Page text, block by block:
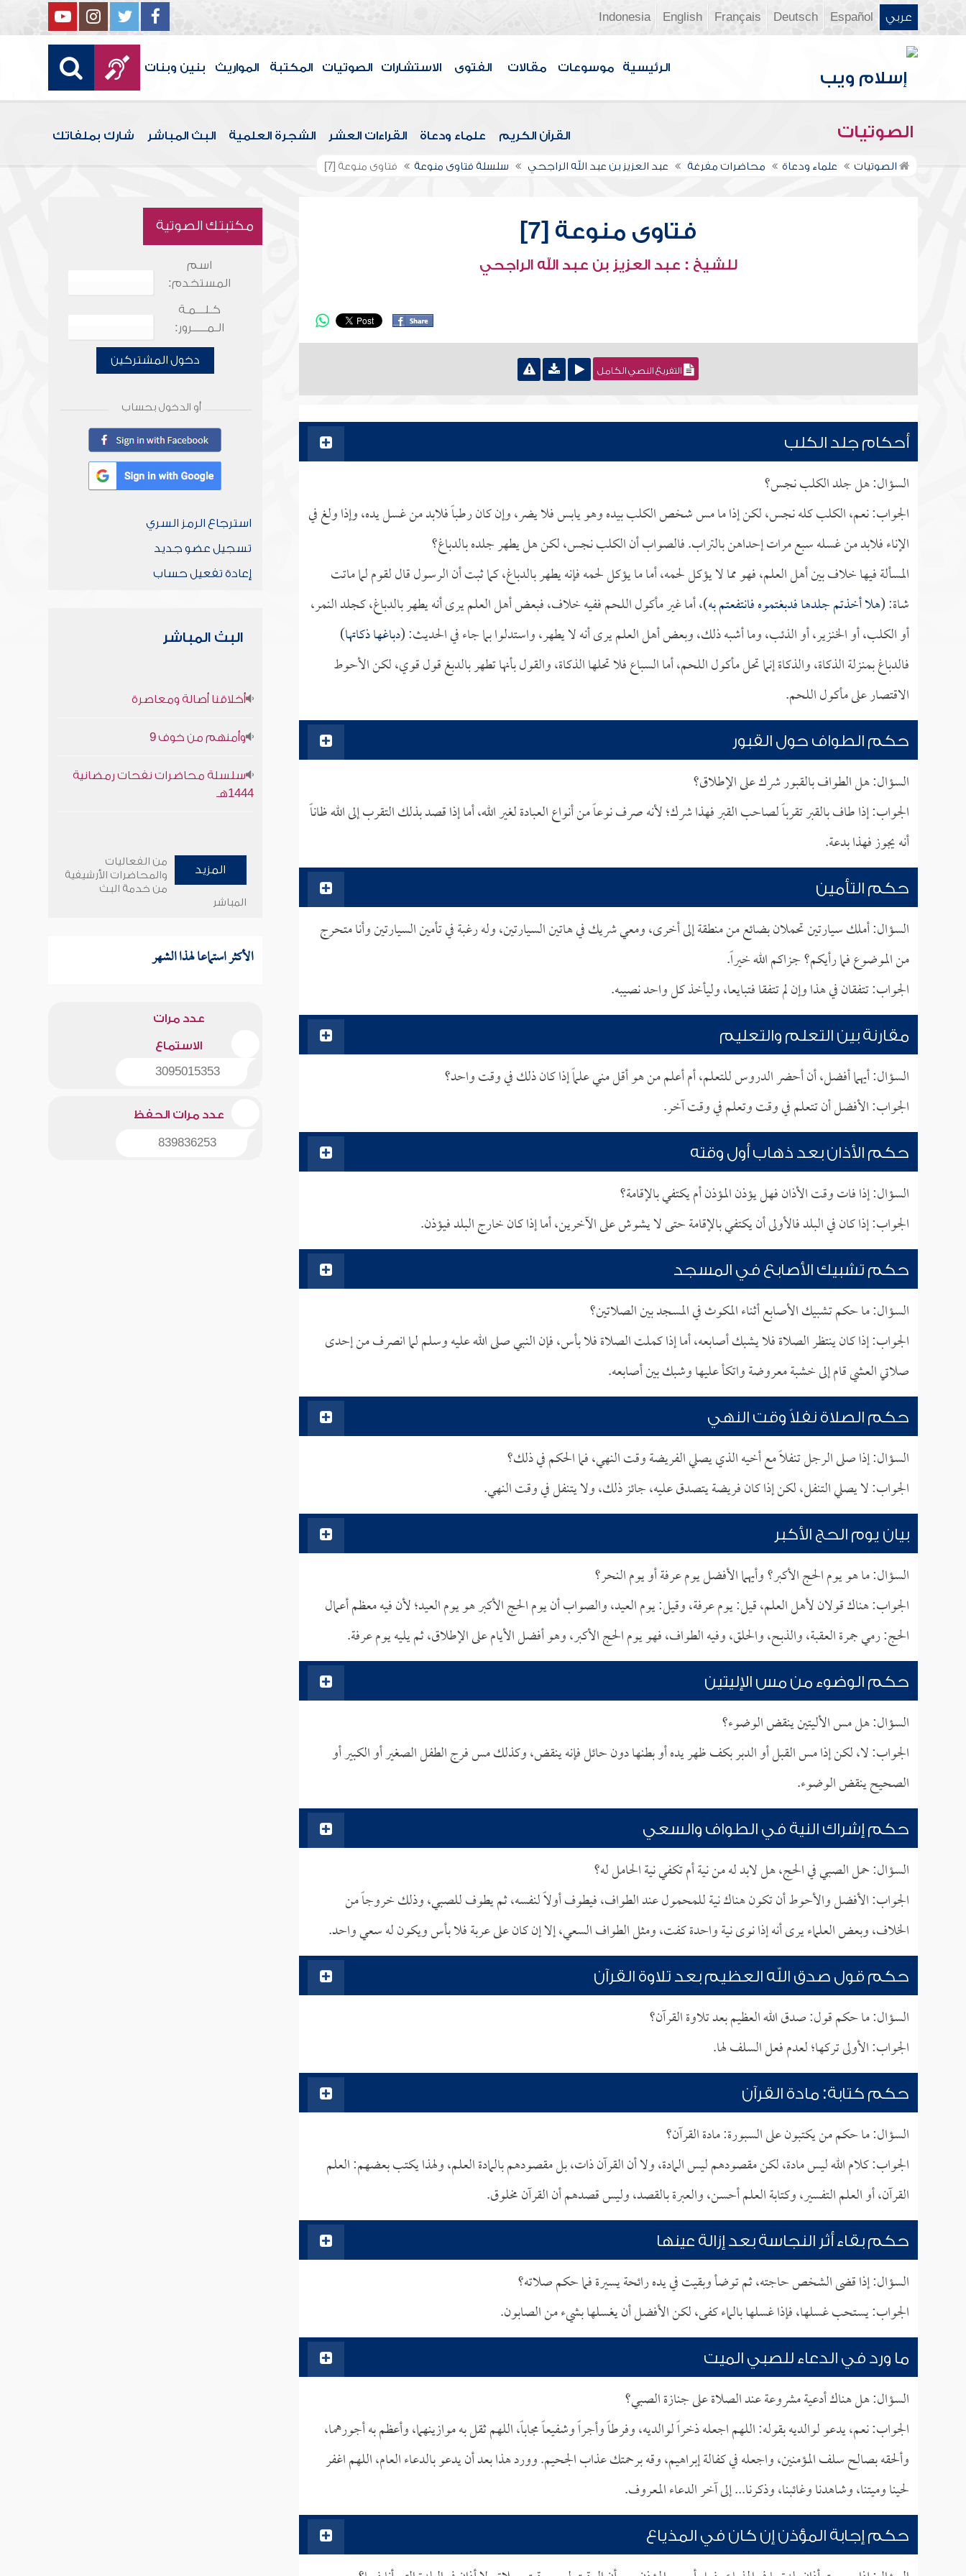
عربي Español
Deutsch
Français
English
Indonesia
الرئيسية موسوعات مقالات الفتوى الاستشارات الصوتيات المكتبة المواريث بنين وبنات
الصوتيات القرآن الكريم علماء ودعاة القراءات العشر الشجرة العلمية البث المباشر شارك بملفاتك
الصوتيات علماء ودعاة محاضرات مفرغة عبد العزيز بن عبد الله الراجحي سلسلة فتاوى منوعة فتاوى منوعة [7]
فتاوى منوعة [7]
للشيخ : عبد العزيز بن عبد الله الراجحي
التفريغ النصي الكامل
أحكام جلد الكلب
السؤال: هل جلد الكلب نجس؟
الجواب: نعم، الكلب كله نجس، لكن إذا ما مس شخص الكلب بيده وهو يابس فلا يضر، وإن كان رطباً فلابد من غسل يده، وإذا ولغ في
الإناء فلابد من غسله سبع مرات إحداهن بالتراب. فالصواب أن الكلب نجس، لكن هل يطهر جلده بالدباغ؟
المسألة فيها خلاف بين أهل العلم، فهو مما لا يؤكل لحمه، أما ما يؤكل لحمه فإنه يطهر بالدباغ، كما ثبت أن الرسول قال لقوم لما ماتت
شاة: (هلا أخذتم جلدها فدبغتموه فانتفعتم به)، أما غير مأكول اللحم ففيه خلاف، فبعض أهل العلم يرى أنه يطهر بالدباغ، كجلد النمر،
أو الكلب، أو الخنزير، أو الذئب، وما أشبه ذلك، وبعض أهل العلم يرى أنه لا يطهر، واستدلوا بما جاء في الحديث: (دباغها ذكاتها)
فالدباغ بمنزلة الذكاة، والذكاة إنما تحل مأكول اللحم، أما السباع فلا تحلها الذكاة، والقول بأنها تطهر بالدبغ قول قوي، لكن الأحوط
الاقتصار على مأكول اللحم.
حكم الطواف حول القبور
السؤال: هل الطواف بالقبور شرك على الإطلاق؟
الجواب: إذا طاف بالقبر تقرباً لصاحب القبر فهذا شرك؛ لأنه صرف نوعاً من أنواع العبادة لغير الله، أما إذا قصد بذلك التقرب إلى الله ظاناً
أنه يجوز فهذا بدعة.
حكم التأمين
السؤال: أملك سيارتين تحملان بضائع من منطقة إلى أخرى، ومعي شريك في هاتين السيارتين، وله رغبة في تأمين السيارتين وأنا متحرج
من الموضوع فما رأيكم؟ جزاكم الله خيراً.
الجواب: تتفقان في هذا وإن لم تتفقا فتبايعا، وليأخذ كل واحد نصيبه.
مقارنة بين التعلم والتعليم
السؤال: أيهما أفضل، أن أحضر الدروس للتعلم، أم أعلم من هو أقل مني علماً إذا كان ذلك في وقت واحد؟
الجواب: الأفضل أن تتعلم في وقت وتعلم في وقت آخر.
حكم الأذان بعد ذهاب أول وقته
السؤال: إذا فات وقت الأذان فهل يؤذن المؤذن أم يكتفي بالإقامة؟
الجواب: إذا كان في البلد فالأولى أن يكتفي بالإقامة حتى لا يشوش على الآخرين، أما إذا كان خارج البلد فيؤذن.
حكم تشبيك الأصابع في المسجد
السؤال: ما حكم تشبيك الأصابع أثناء المكوث في المسجد بين الصلاتين؟
الجواب: إذا كان ينتظر الصلاة فلا يشبك أصابعه، أما إذا كملت الصلاة فلا بأس، فإن النبي صلى الله عليه وسلم لما انصرف من إحدى
صلاتي العشي قام إلى خشبة معروضة واتكأ عليها وشبك بين أصابعه.
حكم الصلاة نفلاً وقت النهي
السؤال: إذا صلى الرجل تنفلاً مع أخيه الذي يصلي الفريضة وقت النهي، فما الحكم في ذلك؟
الجواب: لا يصلي التنفل، لكن إذا كان فريضة يتصدق عليه، جائز ذلك، ولا يتنفل في وقت النهي.
بيان يوم الحج الأكبر
السؤال: ما هو يوم الحج الأكبر؟ وأيهما الأفضل يوم عرفة أو يوم النحر؟
الجواب: هناك قولان لأهل العلم، قيل: يوم عرفة، وقيل: يوم العيد، والصواب أن يوم الحج الأكبر هو يوم العيد؛ لأن فيه معظم أعمال
الحج: رمي جمرة العقبة، والذبح، والحلق، وفيه الطواف، فهو يوم الحج الأكبر، وهو أفضل الأيام على الإطلاق، ثم يليه يوم عرفة.
حكم الوضوء من مس الإليتين
السؤال: هل مس الأليتين ينقض الوضوء؟
الجواب: لا، لكن إذا مس القبل أو الدبر بكف ظهر يده أو بطنها دون حائل فإنه ينقض، وكذلك مس فرج الطفل الصغير أو الكبير أو
الصحيح ينقض الوضوء.
حكم إشراك النية في الطواف والسعي
السؤال: حمل الصبي في الحج، هل لابد له من نية أم تكفي نية الحامل له؟
الجواب: الأفضل والأحوط أن تكون هناك نية للمحمول عند الطواف، فيطوف أولاً لنفسه، ثم يطوف للصبي، وذلك خروجاً من
الخلاف، وبعض العلماء يرى أنه إذا نوى نية واحدة كفت، ومثل الطواف السعي، إلا إن كان على عربة فلا بأس ويكون له سعي واحد.
حكم قول صدق الله العظيم بعد تلاوة القرآن
السؤال: ما حكم قول: صدق الله العظيم بعد تلاوة القرآن؟
الجواب: الأولى تركها؛ لعدم فعل السلف لها.
حكم كتابة: مادة القرآن
السؤال: ما حكم من يكتبون على السبورة: مادة القرآن؟
الجواب: كلام الله ليس مادة، لكن مقصودهم ليس المادة، ولا أن القرآن ذات، بل مقصودهم بالمادة العلم، ولهذا يكتب بعضهم: العلم
القرآن، أو العلم التفسير، وكتابة العلم أحسن، والعبرة بالقصد، وليس قصدهم أن القرآن مخلوق.
حكم بقاء أثر النجاسة بعد إزالة عينها
السؤال: إذا قضى الشخص حاجته، ثم توضأ وبقيت في يده رائحة يسيرة فما حكم صلاته؟
الجواب: يستحب غسلها، فإذا غسلها بالماء كفى، لكن الأفضل أن يغسلها بشيء من الصابون.
ما ورد في الدعاء للصبي الميت
السؤال: هل هناك أدعية مشروعة عند الصلاة على جنازة الصبي؟
الجواب: نعم، يدعو لوالديه بقوله: اللهم اجعله ذخراً لوالديه، وفرطاً وأجراً وشفيعاً مجاباً، اللهم ثقل به موازينهما، وأعظم به أجورهما،
وألحقه بصالح سلف المؤمنين، واجعله في كفالة إبراهيم، وقه برحمتك عذاب الجحيم. وورد هذا بعد أن يدعو بالدعاء العام، اللهم اغفر
لحينا وميتنا، وشاهدنا وغائبنا، وذكرنا... إلى آخر الدعاء المعروف.
حكم إجابة المؤذن إن كان في المذياع
مكتبتك الصوتية
اسم
المستخدم:
كـلـــمـة
الـمـــــرور:
دخول المشتركين
أو الدخول بحساب
استرجاع الرمز السري
تسجيل عضو جديد
إعادة تفعيل حساب
البث المباشر
أخلاقنا أصالة ومعاصرة
وأمنهم من خوف 9
سلسلة محاضرات نفحات رمضانية
1444هـ
المزيد
من الفعاليات
والمحاضرات الأرشيفية
من خدمة البث
المباشر
الأكثر استماعا لهذا الشهر
عدد مرات
الاستماع
3095015353
عدد مرات الحفظ
839836253